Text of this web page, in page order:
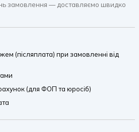
замовлення — доставляємо швидко
(післяплата) при замовленні від
(для ФОП та юросіб)